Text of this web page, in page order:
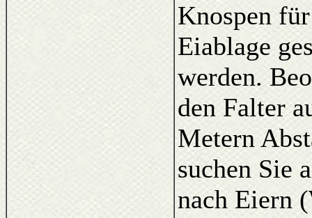
Knospen
Eiablage
werden.
den Falter
Metern
suchen Sie
nach Eiern